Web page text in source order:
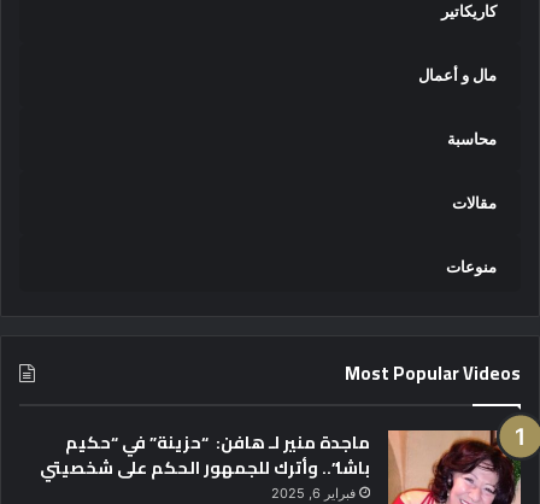
كاريكاتير
مال و أعمال
محاسبة
مقالات
منوعات
Most Popular Videos
ماجدة منير لـ هافن: “حزينة” في “حكيم
باشا”.. وأترك للجمهور الحكم على شخصيتي
فبراير 6, 2025